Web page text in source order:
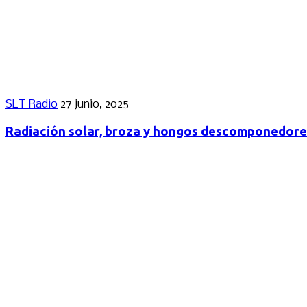
SLT Radio 27 junio, 2025
Radiación solar, broza y hongos